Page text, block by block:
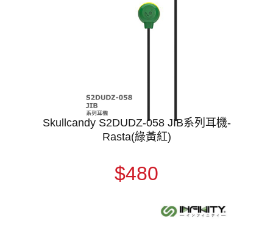
Skullcandy S2DUDZ-058 JIB系列耳機-
Rasta(綠黃紅)
$480